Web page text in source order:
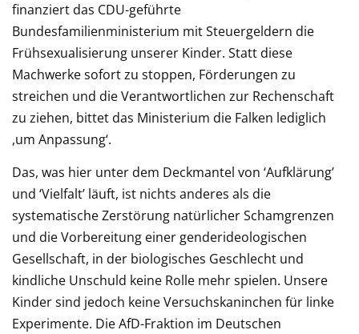
finanziert das CDU-geführte
Bundesfamilienministerium mit Steuergeldern die
Frühsexualisierung unserer Kinder. Statt diese
Machwerke sofort zu stoppen, Förderungen zu
streichen und die Verantwortlichen zur Rechenschaft
zu ziehen, bittet das Ministerium die Falken lediglich
,um Anpassung‘.
Das, was hier unter dem Deckmantel von ‘Aufklärung’
und ‘Vielfalt’ läuft, ist nichts anderes als die
systematische Zerstörung natürlicher Schamgrenzen
und die Vorbereitung einer genderideologischen
Gesellschaft, in der biologisches Geschlecht und
kindliche Unschuld keine Rolle mehr spielen. Unsere
Kinder sind jedoch keine Versuchskaninchen für linke
Experimente. Die AfD-Fraktion im Deutschen